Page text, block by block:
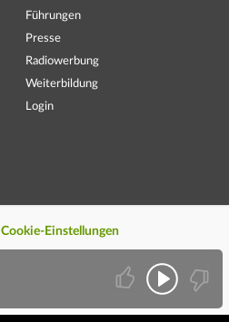
Führungen
Presse
Radiowerbung
Weiterbildung
Login
Cookie-Einstellungen